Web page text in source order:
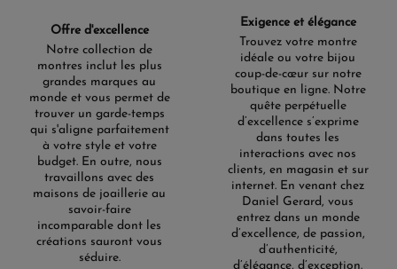
Offre d'excellence
Notre collection de
montres inclut les plus
grandes marques au
monde et vous permet de
trouver un garde-temps
qui s'aligne parfaitement
à votre style et votre
budget. En outre, nous
travaillons avec des
maisons de joaillerie au
savoir-faire
incomparable dont les
créations sauront vous
séduire.
Exigence et élégance
Trouvez votre montre
idéale ou votre bijou
coup-de-cœur sur notre
boutique en ligne. Notre
quête perpétuelle
d’excellence s’exprime
dans toutes les
interactions avec nos
clients, en magasin et sur
internet. En venant chez
Daniel Gerard, vous
entrez dans un monde
d’excellence, de passion,
d’authenticité,
d’élégance, d’exception.